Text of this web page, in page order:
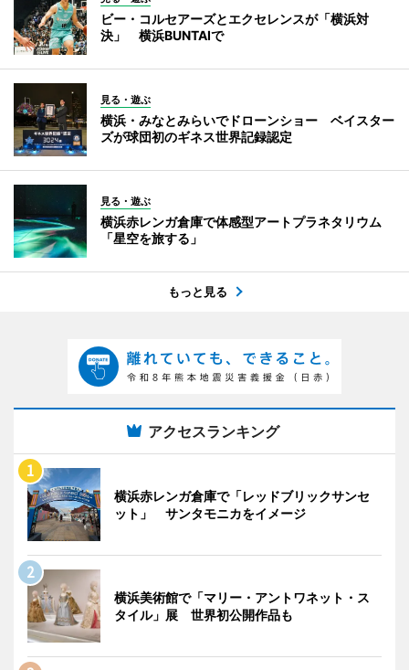
ビー・コルセアーズとエクセレンスが「横浜対
決」 横浜BUNTAIで
見る・遊ぶ
横浜・みなとみらいでドローンショー ベイスター
ズが球団初のギネス世界記録認定
見る・遊ぶ
横浜赤レンガ倉庫で体感型アートプラネタリウム
「星空を旅する」
もっと見る
アクセスランキング
横浜赤レンガ倉庫で「レッドブリックサンセ
ット」 サンタモニカをイメージ
横浜美術館で「マリー・アントワネット・ス
タイル」展 世界初公開作品も